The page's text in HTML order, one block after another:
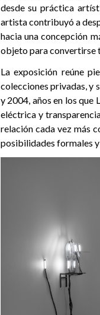
desde su práctica
artista contribuyó a
hacia una concepción
objeto para convertirse
La exposición reúne
colecciones privadas, y
y 2004, años en los que
eléctrica y
relación cada vez más
posibilidades formales